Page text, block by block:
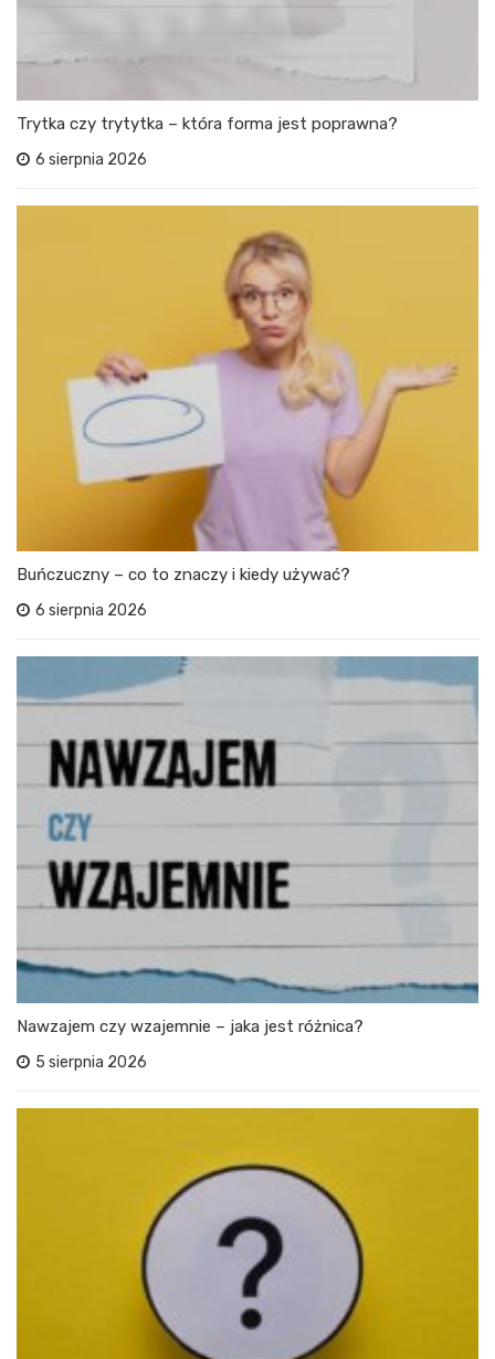
Trytka czy trytytka – która forma jest poprawna?
6 sierpnia 2026
Buńczuczny – co to znaczy i kiedy używać?
6 sierpnia 2026
Nawzajem czy wzajemnie – jaka jest różnica?
5 sierpnia 2026